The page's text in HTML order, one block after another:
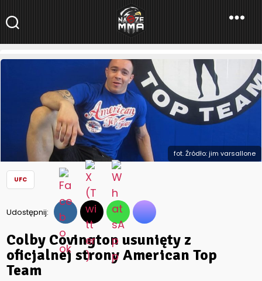
NaszeMMA
NaszeMMA.pl»Aktualności»Świat»UFC»
Colby Covington
usunięty z oficjalnej strony American Top Team
fot. Źródło: jim varsallone
UFC
Udostępnij:
Colby Covington usunięty z
oficjalnej strony American Top
Team